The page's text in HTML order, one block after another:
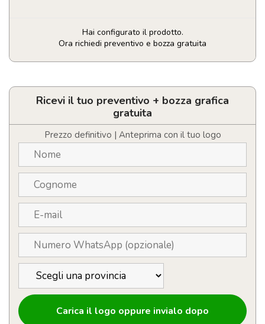
Hai configurato il prodotto.
Ora richiedi preventivo e bozza gratuita
Penna
riciclata
quantitàRicevi il tuo preventivo + bozza grafica
gratuita
Prezzo definitivo | Anteprima con il tuo logo
Carica il logo oppure invialo dopo